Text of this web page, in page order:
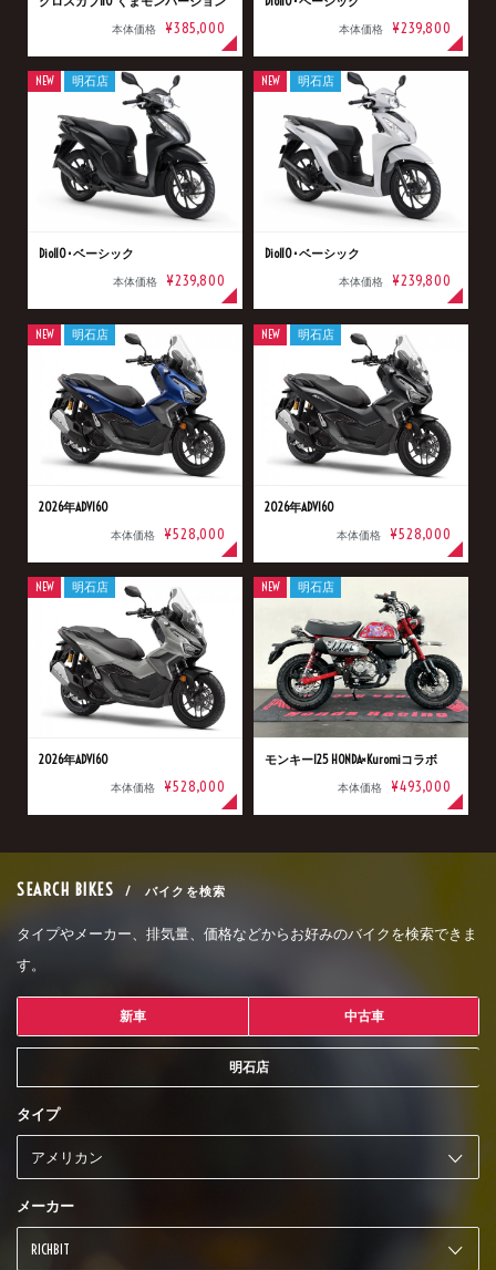
本体価格 ¥385,000 本体価格 ¥239,800
Dio110･ベーシック
本体価格 ¥239,800
NEW 明石店
Dio110･ベーシック
本体価格 ¥239,800
NEW 明石店
2026年ADV160
本体価格 ¥528,000
NEW 明石店
2026年ADV160
本体価格 ¥528,000
NEW 明石店
2026年ADV160
本体価格 ¥528,000
NEW 明石店
モンキー125 HONDA×Kuromiコラボ
本体価格 ¥493,000
NEW 明石店
SEARCH BIKES / バイクを検索
タイプやメーカー、排気量、価格などからお好みのバイクを検索できま
す。
新車 中古車
明石店
タイプ
メーカー